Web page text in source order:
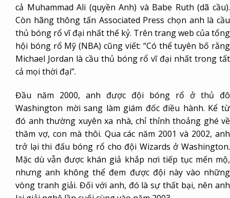
cả Muhammad Ali (quyền Anh) và Babe Ruth (dã cầu).
Còn hãng thông tấn Associated Press chọn anh là cầu
thủ bóng rổ vĩ đại nhất thế kỷ. Trên trang web của tổng
hội bóng rổ Mỹ (NBA) cũng viết: “Có thể tuyên bố rằng
Michael Jordan là cầu thủ bóng rổ vĩ đại nhất trong tất
cả mọi thời đại”.
Đầu năm 2000, anh được đội bóng rổ ở thủ đô
Washington mời sang làm giám đốc điều hành. Kể từ
đó anh thường xuyên xa nhà, chỉ thỉnh thoảng ghé về
thăm vợ, con mà thôi. Qua các năm 2001 và 2002, anh
trở lại thi đấu bóng rổ cho đội Wizards ở Washington.
Mặc dù vẫn được khán giả khắp nơi tiếp tục mến mộ,
nhưng anh không thể đem được đội này vào những
vòng tranh giải. Đối với anh, đó là sự thất bại, nên anh